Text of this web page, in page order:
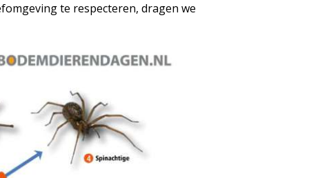
te respecteren, dragen we